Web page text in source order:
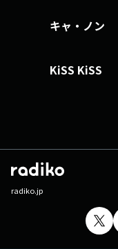
キャ・ノン
KiSS KiSS
radiko.jp